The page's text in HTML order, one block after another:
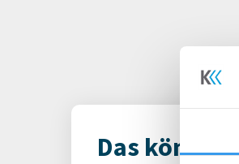
Das könnte